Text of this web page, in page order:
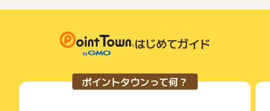
・予約内容からの金額の変更（増額・減額共に）
宿・ホテル予約
遊び・体験予約
高速バス
海外（ホテル・航空券等）
下記の事項に該当する場合、広告主側で対象外とみなし、「獲
・同一端末や同一世帯で、繰り返し利用不可のサービス・お買
い物を複数回ご利用された場合
・他のポイントサイトや比較サイト、検索サイトなどを経由し
ご利用前には、Cookieの削除をおこなっていただくことを推奨
します。
各サービス・お買い物の獲得ポイントや獲得条件、キャンペー
ン期間が予告なしに変更される場合がございますが、ご利用さ
条件を達成しているかどうかは各広告主ではなく、代理店が行
っているため、広告主はポイントに関する詳細を把握しており
はじめてガイド
ポイントタウンって何？